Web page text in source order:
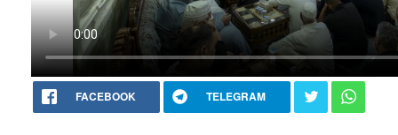
FACEBOOK TELEGRAM